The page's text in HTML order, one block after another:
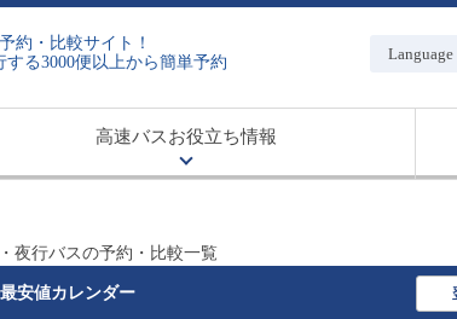
約・比較サイト！
する3000便以上から簡単予約
Language
高速バスお役立ち情報
夜行バスの予約・比較一覧
最安値カレンダー